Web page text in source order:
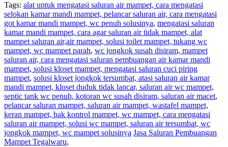
Tags: alat untuk mengatasi saluran air mampet, cara mengatasi
selokan kamar mandi mampet, pelancar saluran air, cara mengatasi
got kamar mandi mampet, wc penuh solusinya, mengatasi saluran
kamar mandi mampet, cara agar saluran air tidak mampet, alat
mampet saluran air,air mampet, solusi toilet mampet, tukang wc
mampet, wc mampet parah, wc jongkok susah disiram, mampet
saluran air, cara mengatasi saluran pembuangan air kamar mandi
mampet, solusi kloset mampet, mengatasi saluran cuci piring
mampet, solusi kloset jongkok tersumbat, atasi saluran air kamar
mandi mampet, kloset duduk tidak lancar, saluran air wc mampet,
septic tank wc penuh, kotoran wc susah disiram, saluran air macet,
pelancar saluran mampet, saluran air mampet, wastafel mampet,
keran mampet, bak kontrol mampet, wc mampet, cara mengatasi
saluran air mampet, solusi wc mampet, saluran air tersumbat, wc
jongkok mampet, wc mampet solusinya Jasa Saluran Pembuangan
Mampet Tegalwaru,